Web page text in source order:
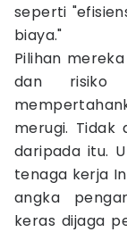
seperti
biaya."
Pilihan
dan risiko
merugi.
daripada itu.
tenaga kerja
angka
keras dijaga